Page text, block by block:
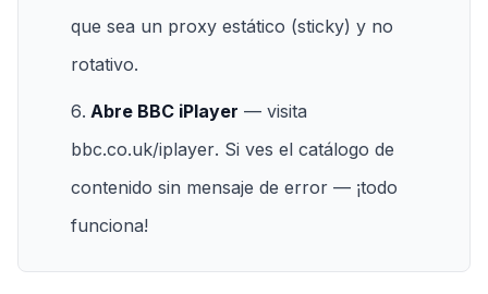
que sea un proxy estático (sticky) y no
rotativo.
Abre BBC iPlayer — visita
bbc.co.uk/iplayer. Si ves el catálogo de
contenido sin mensaje de error — ¡todo
funciona!